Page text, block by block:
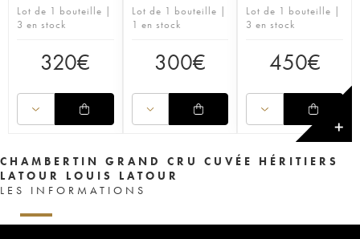
Lot de 1 bouteille |
3 en stock
320€
Lot de 1 bouteille |
1 en stock
300€
Lot de 1 bouteille |
3 en stock
450€
✕
CHAMBERTIN GRAND CRU CUVÉE HÉRITIERS
LATOUR LOUIS LATOUR
LES INFORMATIONS